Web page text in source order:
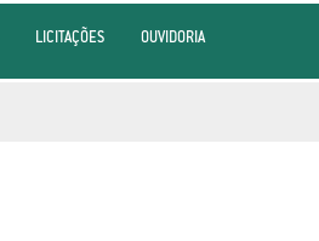
LICITAÇÕES OUVIDORIA